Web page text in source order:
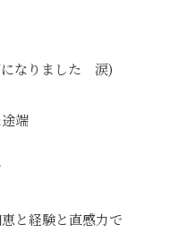
になりました 涙)
端
と経験と直感力で